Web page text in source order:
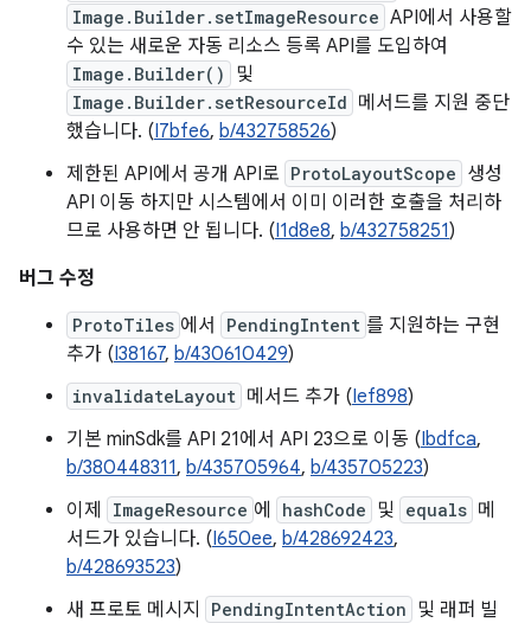
Image.Builder.setImageResource API에서 사용할
수 있는 새로운 자동 리소스 등록 API를 도입하여
Image.Builder() 및
Image.Builder.setResourceId 메서드를 지원 중단
했습니다. (I7bfe6, b/432758526)
제한된 API에서 공개 API로 ProtoLayoutScope 생성
API 이동 하지만 시스템에서 이미 이러한 호출을 처리하
므로 사용하면 안 됩니다. (I1d8e8, b/432758251)
버그 수정
ProtoTiles 에서 PendingIntent 를 지원하는 구현
추가 (I38167, b/430610429)
invalidateLayout 메서드 추가 (Ief898)
기본 minSdk를 API 21에서 API 23으로 이동 (Ibdfca,
b/380448311, b/435705964, b/435705223)
이제
ImageResource 에 hashCode 및 equals 메
서드가 있습니다. (I650ee, b/428692423,
b/428693523)
새 프로토 메시지
PendingIntentAction 및 래퍼 빌